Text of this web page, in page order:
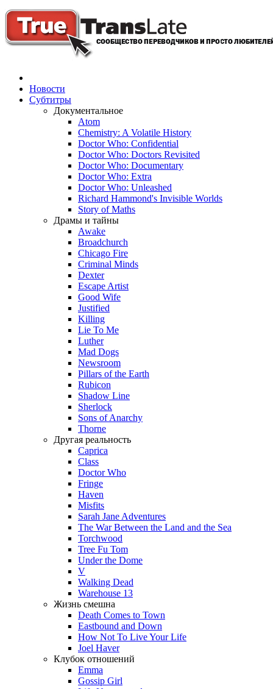
Новости
Субтитры
Документальное
Atom
Chemistry: A Volatile History
Doctor Who: Confidential
Doctor Who: Doctors Revisited
Doctor Who: Documentary
Doctor Who: Extra
Doctor Who: Unleashed
Richard Hammond's Invisible Worlds
Story of Maths
Драмы и тайны
Awake
Broadchurch
Chicago Fire
Criminal Minds
Dexter
Escape Artist
Good Wife
Justified
Killing
Lie To Me
Luther
Mad Dogs
Newsroom
Pillars of the Earth
Rubicon
Shadow Line
Sherlock
Sons of Anarchy
Thorne
Другая реальность
Caprica
Class
Doctor Who
Fringe
Haven
Misfits
Sarah Jane Adventures
The War Between the Land and the Sea
Torchwood
Tree Fu Tom
Under the Dome
V
Walking Dead
Warehouse 13
Жизнь смешна
Death Comes to Town
Eastbound and Down
How Not To Live Your Life
Joel Haver
Клубок отношений
Emma
Gossip Girl